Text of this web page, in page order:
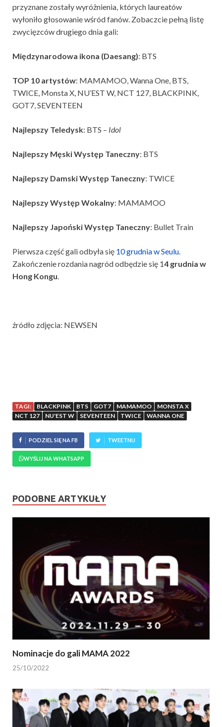
przyznane zostały wyróżnienia, których laureatów
wyłoniło głosowanie wśród fanów. Zobaczcie pełną listę
zwycięzców drugiego dnia gali:
Międzynarodowa ikona (Daesang): BTS
TOP 10 artystów: MAMAMOO, Wanna One, BTS,
TWICE, Monsta X, NU’EST W, NCT 127, BLACKPINK,
GOT7, SEVENTEEN
Najlepszy Teledysk: BTS – Idol
Najlepszy Męski Występ Taneczny: BTS
Najlepszy Damski Występ Taneczny: TWICE
Najlepszy Występ Wokalny: MAMAMOO
Najlepszy Japoński Występ Taneczny: Bullet Train
Pierwsza część gali odbyła się 10 grudnia w Seulu.
Zakończenie rozdania nagród odbędzie się 14 grudnia w
Hong Kongu.
źródło zdjęcia: NEWSEN
TAGI: BLACKPINK BTS GOT7 MAMAMOO
MONSTA X
NCT 127
NU'EST W SEVENTEEN TWICE WANNA ONE
PODZIEL SIĘ NA FB TWEETNIJ
WYŚLIJ NA WHATSAPP
PODOBNE ARTYKUŁY
Nominacje do gali MAMA 2022
25/10/2022